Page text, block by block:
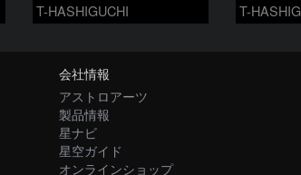
T-HASHIGUCHI T-
会社情報
アストロアーツ
製品情報
星ナビ
星空ガイド
オンラインショップ